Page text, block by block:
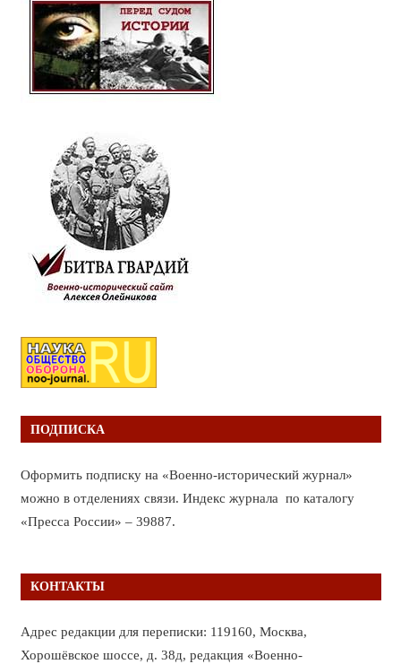
ПОДПИСКА
Оформить подписку на «Военно-исторический журнал»
можно в отделениях связи. Индекс журнала по каталогу
«Пресса России» – 39887.
КОНТАКТЫ
Адрес редакции для переписки: 119160, Москва,
Хорошёвское шоссе, д. 38д, редакция «Военно-